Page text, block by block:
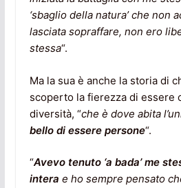
‘sbaglio della natura’ che non
lasciata sopraffare, non ero
stessa“.
Ma la sua è anche la storia di
scoperto la fierezza di essere
diversità, “che è dove abita
bello di essere persone“.
“Avevo tenuto ‘a bada’ me
intera e ho sempre pensato